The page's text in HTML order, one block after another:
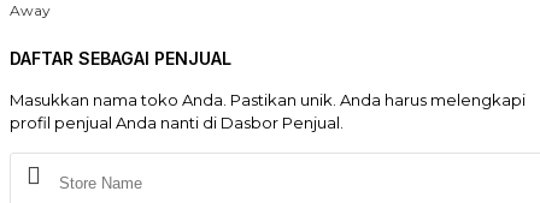
Away
DAFTAR SEBAGAI PENJUAL
Masukkan nama toko Anda. Pastikan unik. Anda harus melengkapi
profil penjual Anda nanti di Dasbor Penjual.